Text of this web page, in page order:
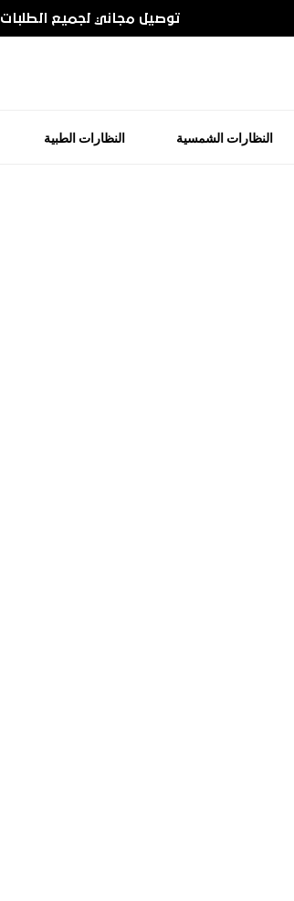
توصيل مجاني لجميع الطلبات
النظارات الشمسية النظارات الطبية